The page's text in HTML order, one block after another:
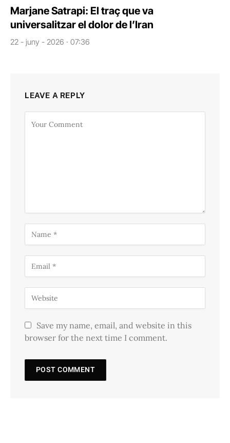
Marjane Satrapi: El traç que va
universalitzar el dolor de l’Iran
22 - juny - 2026 · 07:36
LEAVE A REPLY
Save my name, email, and website in this
browser for the next time I comment.